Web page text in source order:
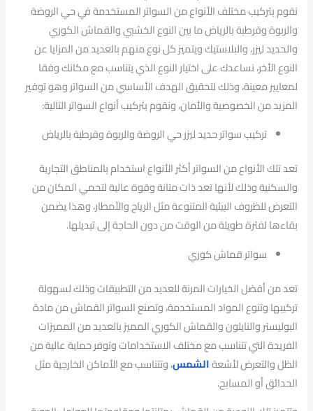
نقوم بتركيب مختلف الأنواع من السواتر المستخدمة في حي الروضة
والربوة وقرطبة بالرياض ما بين النوع الخشبي والقماش الكوري
والحديد ليزر، والبلاستيك ويتميز كل نوع منهم بالعديد من المزايا عن
النوع الأخر، نساعدك على اختيار النوع الذي يتناسب مع مكانك وفقا
لمعايير معينة، وذلك لتحقيق الهدف الأساسي من السواتر وهو توفير
المزيد من الخصوصية والأمان، ونقوم بتركيب أنواع السواتر التالية:
تركيب سواتر حديد ليزر حي الروضة والربوة وقرطبة بالرياض
تعد تلك الأنواع من السواتر أكثر الأنواع استخدام بالمناطق التجارية
والسكنية وذلك لأنها تعد ذات متانة وقوة عالية لتحمي المكان من
التعرض للظروف البيئية المتنوعة مثل الرياح والأمطار، وهذا يضمن
بقاءها لفترة طويلة من الوقت من دون الحاجة إلى تبديلها.
سواتر قماش كوري
تعد من أفضل الخيارات المرنة للعديد من التطبيقات وذلك لسهولة
تركيبها وتنوع المواد المستخدمة، وتصنع السواتر القماش من مادة
البوليستر والنايلون والقماش الكوري المميز بالعديد من المميزات
الفريدة التي تتناسب مع مختلف الاستخدامات وتوفر حماية عالية من
الظل والتعرض لأشعةالشمس، وتتناسب مع الأماكن الخارجية مثل
الحدائق أو المسابح.